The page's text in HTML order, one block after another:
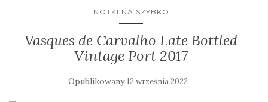
NOTKI NA SZYBKO
Vasques de Carvalho Late Bottled
Vintage Port 2017
Opublikowany12 września 2022